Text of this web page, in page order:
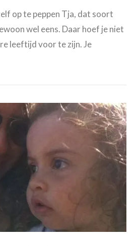
VIEW POST
op te peppen Tja, dat soort
wel eens. Daar hoef je niet
leeftijd voor te zijn. Je